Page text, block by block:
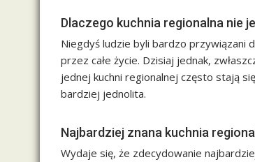
Dlaczego kuchnia regionalna nie
Niegdyś ludzie byli bardzo przywiązani
przez całe życie. Dzisiaj jednak,
jednej kuchni regionalnej często stają
bardziej jednolita.
Najbardziej znana kuchnia
Wydaje się, że zdecydowanie